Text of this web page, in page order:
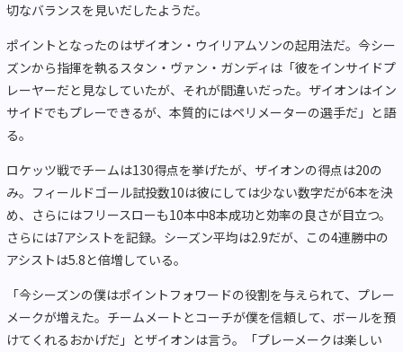
切なバランスを見いだしたようだ。
ポイントとなったのはザイオン・ウイリアムソンの起用法だ。今シー
ズンから指揮を執るスタン・ヴァン・ガンディは「彼をインサイドプ
レーヤーだと見なしていたが、それが間違いだった。ザイオンはイン
サイドでもプレーできるが、本質的にはペリメーターの選手だ」と語
る。
ロケッツ戦でチームは130得点を挙げたが、ザイオンの得点は20の
み。フィールドゴール試投数10は彼にしては少ない数字だが6本を決
め、さらにはフリースローも10本中8本成功と効率の良さが目立つ。
さらには7アシストを記録。シーズン平均は2.9だが、この4連勝中の
アシストは5.8と倍増している。
「今シーズンの僕はポイントフォワードの役割を与えられて、プレー
メークが増えた。チームメートとコーチが僕を信頼して、ボールを預
けてくれるおかげだ」とザイオンは言う。「プレーメークは楽しい